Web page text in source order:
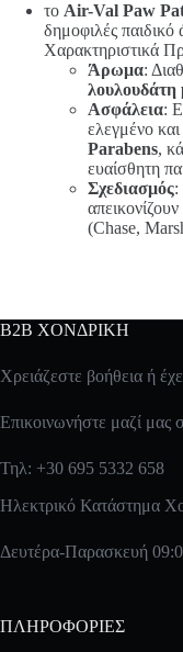
το Air-Val Paw
δημοφιλές
Χαρακτηριστικά
Άρωμα:
λουλουδάτη
Ασφάλεια:
ελεγμένο
Parabens,
ευαίσθητη
Σχεδιασμός:
(Chase,
B2B ΧΟΝΔΡΙΚΗ
Χρειάζεστε βοήθεια ή
Επικοινωνήστε μαζί μας
Τηλ: +30 695 5332 658
Ηλεκτρικό Κατάστημα
Δευτέρα-Παρασκευή
ΠΛΗΡΟΦΟΡΙΕΣ